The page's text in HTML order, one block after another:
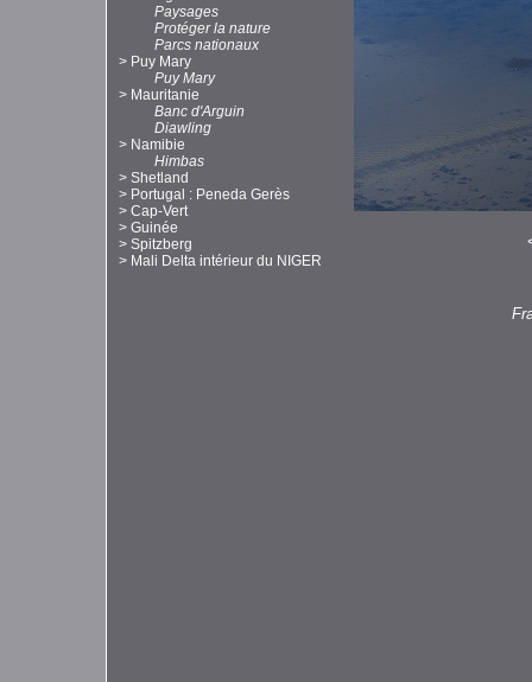
Paysages
Protéger la nature
Parcs nationaux
> Puy Mary
Puy Mary
> Mauritanie
Banc d'Arguin
Diawling
> Namibie
Himbas
> Shetland
> Portugal : Peneda Gerès
> Cap-Vert
> Guinée
> Spitzberg
> Mali Delta intérieur du NIGER